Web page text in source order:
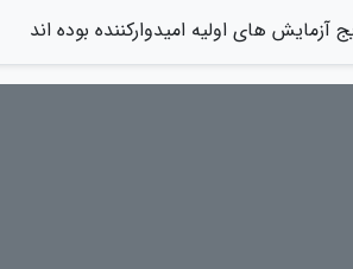
آزمایش های اولیه امیدوارکننده بوده اند